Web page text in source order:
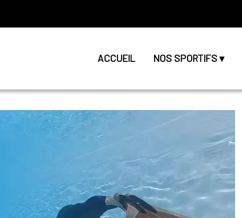
ACCUEIL NOS SPORTIFS